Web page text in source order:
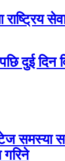
राष्ट्रिय
दुई दिन
समस्या